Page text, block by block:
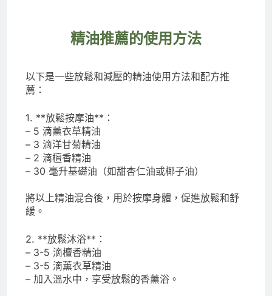
精油推薦的使用方法
以下是一些放鬆和減壓的精油使用方法和配方推
薦：
1. **放鬆按摩油**：
– 5 滴薰衣草精油
– 3 滴洋甘菊精油
– 2 滴檀香精油
– 30 毫升基礎油（如甜杏仁油或椰子油）
將以上精油混合後，用於按摩身體，促進放鬆和舒
緩。
2. **放鬆沐浴**：
– 3-5 滴檀香精油
– 3-5 滴薰衣草精油
– 加入溫水中，享受放鬆的香薰浴。